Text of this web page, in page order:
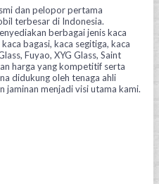
dan pelopor pertama
terbesar di Indonesia.
berbagai jenis kaca
bagasi, kaca segitiga, kaca
Fuyao, XYG Glass, Saint
harga yang kompetitif serta
didukung oleh tenaga ahli
jaminan menjadi visi utama kami.